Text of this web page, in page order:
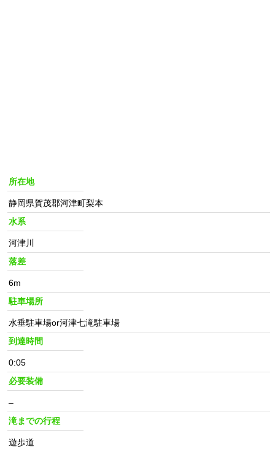
所在地
静岡県賀茂郡河津町梨本
水系
河津川
落差
6m
駐車場所
水垂駐車場or河津七滝駐車場
到達時間
0:05
必要装備
–
滝までの行程
遊歩道